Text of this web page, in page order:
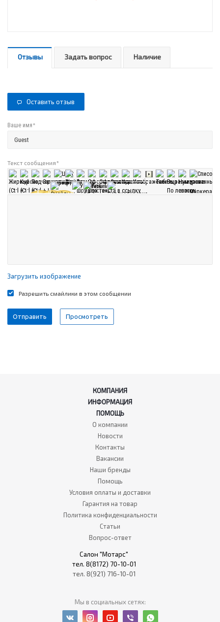
Отзывы Задать вопрос Наличие
Оставить отзыв
Ваше имя*
Текст сообщения*
Загрузить изображение
Разрешить смайлики в этом сообщении
КОМПАНИЯ
ИНФОРМАЦИЯ
ПОМОЩЬ
О компании
Новости
Контакты
Вакансии
Наши бренды
Помощь
Условия оплаты и доставки
Гарантия на товар
Политика конфиденциальности
Статьи
Вопрос-ответ
Салон "Мотарс"
тел. 8(8172) 70-10-01
тел. 8(921) 716-10-01
Мы в социальных сетях: